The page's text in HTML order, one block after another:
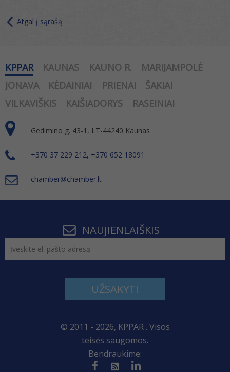
Atgal į sąrašą
KPPAR KAUNAS KAUNO R.
MARIJAMPOLĖ
JONAVA
KĖDAINIAI PRIENAI
ŠAKIAI
VILKAVIŠKIS
KAIŠIADORYS RASEINIAI
Gedimino g. 43-1, LT-44240 Kaunas
+370 37 229 212, +370 652 18091
chamber@chamber.lt
NAUJIENLAIŠKIS
UŽSAKYTI
© 2011 - 2026, KPPAR . Visos
teisės saugomos.
Bendraukime: